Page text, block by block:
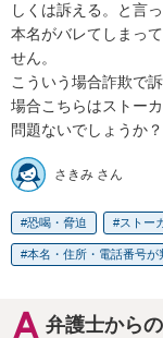
しくは訴える。と言
本名がバレてしまっ
せん。
こういう場合詐欺で
場合こちらはストー
問題ないでしょうか？
さきみ さん
恐喝・脅迫 ストー
本名・住所・電話番号が
弁護士から